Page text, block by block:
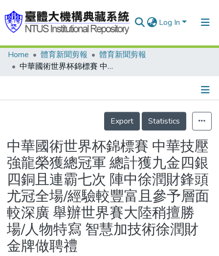
Log In
Communities & Collections
Statistics
Home 體育新聞剪報
體育新聞剪報
中華國術世界杯錦標賽 中華技壓強龍榮獲總冠軍 總計獲九金四銀四銅且連霸七次 陣中徐潤財鋒頭尤冠全場/經驗較豐富且參予層面較深廣 舉辦世界賽大陸稍擅勝場/人物特寫 智慧加技術徐潤財金牌做聘禮
Details
Export
Statistics
中華國術世界杯錦標賽 中華技壓
強龍榮獲總冠軍 總計獲九金四銀
四銅且連霸七次 陣中徐潤財鋒頭
尤冠全場/經驗較豐富且參予層面
較深廣 舉辦世界賽大陸稍擅勝
場/人物特寫 智慧加技術徐潤財
金牌做聘禮